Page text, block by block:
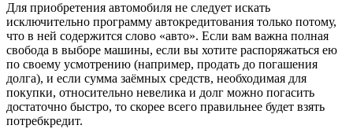
Для приобретения автомобиля не следует искать
исключительно программу автокредитования только потому,
что в ней содержится слово «авто». Если вам важна полная
свобода в выборе машины, если вы хотите распоряжаться ею
по своему усмотрению (например, продать до погашения
долга), и если сумма заёмных средств, необходимая для
покупки, относительно невелика и долг можно погасить
достаточно быстро, то скорее всего правильнее будет взять
потребкредит.